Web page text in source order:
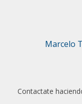
Contactate
Marcelo